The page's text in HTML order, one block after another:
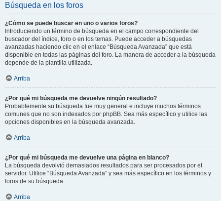
Búsqueda en los foros
¿Cómo se puede buscar en uno o varios foros?
Introduciendo un término de búsqueda en el campo correspondiente del
buscador del índice, foro o en los temas. Puede acceder a búsquedas
avanzadas haciendo clic en el enlace “Búsqueda Avanzada” que está
disponible en todas las páginas del foro. La manera de acceder a la búsqueda
depende de la plantilla utilizada.
Arriba
¿Por qué mi búsqueda me devuelve ningún resultado?
Probablemente su búsqueda fue muy general e incluye muchos términos
comunes que no son indexados por phpBB. Sea más específico y utilice las
opciones disponibles en la búsqueda avanzada.
Arriba
¿Por qué mi búsqueda me devuelve una página en blanco?
La búsqueda devolvió demasiados resultados para ser procesados por el
servidor. Utilice “Búsqueda Avanzada” y sea más específico en los términos y
foros de su búsqueda.
Arriba